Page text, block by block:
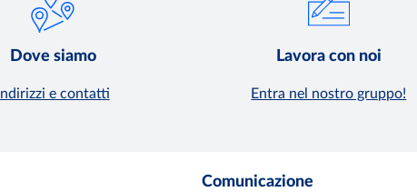
Dove siamo
Indirizzi e contatti
Lavora con noi
Entra nel nostro gruppo!
Comunicazione